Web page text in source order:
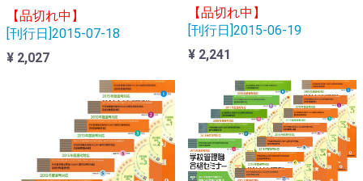
【品切れ中】
[刊行日]2015-07-18
¥ 2,027
【品切れ中】
[刊行日]2015-06-19
¥ 2,241